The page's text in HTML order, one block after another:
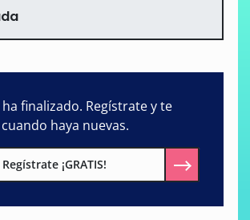
ha finalizado. Regístrate y te
haya nuevas.
Regístrate ¡GRATIS!